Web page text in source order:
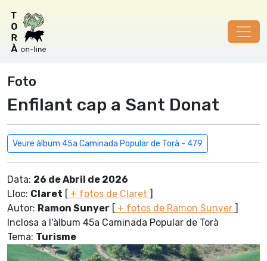
Foto
Enfilant cap a Sant Donat
Veure àlbum 45a Caminada Popular de Torà - 479
Data: 26 de Abril de 2026
Lloc: Claret [ + fotos de Claret ]
Autor: Ramon Sunyer [ + fotos de Ramon Sunyer ]
Inclosa a l'àlbum 45a Caminada Popular de Torà
Tema: Turisme